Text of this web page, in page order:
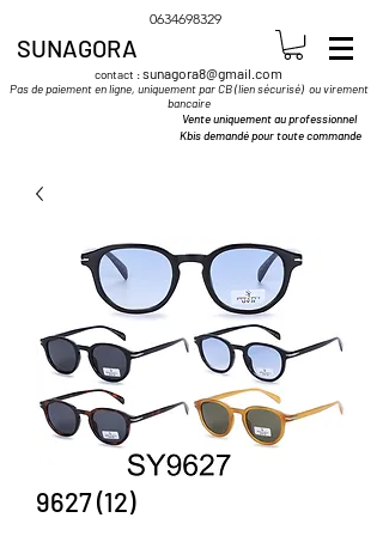
0634698329
SUNAGORA
contact :sunagora8@gmail.com
Pas de paiement en ligne, uniquement par CB (lien sécurisé) ou virement
bancaire
Vente uniquement au professionnel
Kbis demandé pour toute commande
9627 (12)